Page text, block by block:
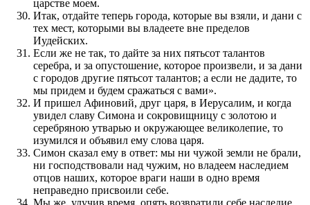
царстве моем.
Итак, отдайте теперь города, которые вы взяли, и дани с
тех мест, которыми вы владеете вне пред­елов
Иудейских.
Если же не так, то дайте за них пятьсот талантов
серебра, и за опустоше­ние, которое про­извели, и за дани
с городов другие пятьсот талантов; а если не дадите, то
мы при­дем и будем сражаться с вами».
И при­шел Афиновий, друг царя, в Иерусалим, и когда
увидел славу Симона и сокровищницу с золотою и
серебряною утварью и окружа­ю­щее великолепие, то
изумил­ся и объявил ему слова царя.
Симон сказал ему в ответ: мы ни чужой земли не брали,
ни го­с­по­д­с­т­во­вали над чужим, но владеем наследием
отцов наших, которое враги наши в одно время
неправедно при­сво­или себе.
Мы же, улучив время, опять воз­вратили себе наследие